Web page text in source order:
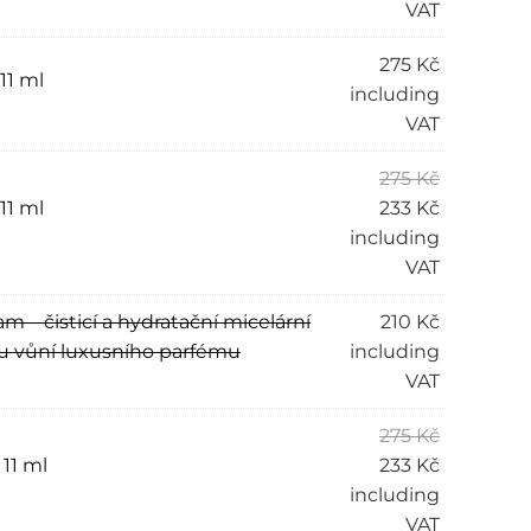
VAT
ml
275 Kč
including
VAT
ml
275Kč
233 Kč
including
VAT
– čisticí a hydratační micelární
vůní luxusního parfému
210 Kč
including
VAT
ml
275Kč
233 Kč
including
VAT